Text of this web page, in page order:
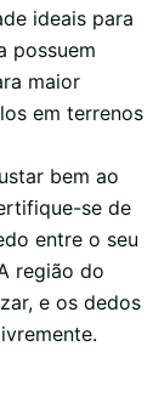
ideais para
possuem
maior
em terrenos
bem ao
se de
entre o seu
região do
e os dedos